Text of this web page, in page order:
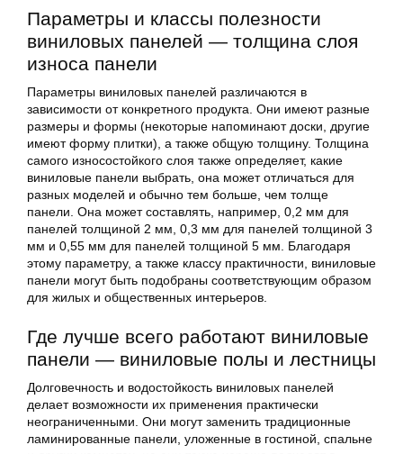
Параметры и классы полезности
виниловых панелей — толщина слоя
износа панели
Параметры виниловых панелей различаются в
зависимости от конкретного продукта. Они имеют разные
размеры и формы (некоторые напоминают доски, другие
имеют форму плитки), а также общую толщину. Толщина
самого износостойкого слоя также определяет, какие
виниловые панели выбрать, она может отличаться для
разных моделей и обычно тем больше, чем толще
панели. Она может составлять, например, 0,2 мм для
панелей толщиной 2 мм, 0,3 мм для панелей толщиной 3
мм и 0,55 мм для панелей толщиной 5 мм. Благодаря
этому параметру, а также классу практичности, виниловые
панели могут быть подобраны соответствующим образом
для жилых и общественных интерьеров.
Где лучше всего работают виниловые
панели — виниловые полы и лестницы
Долговечность и водостойкость виниловых панелей
делает возможности их применения практически
неограниченными. Они могут заменить традиционные
ламинированные панели, уложенные в гостиной, спальне